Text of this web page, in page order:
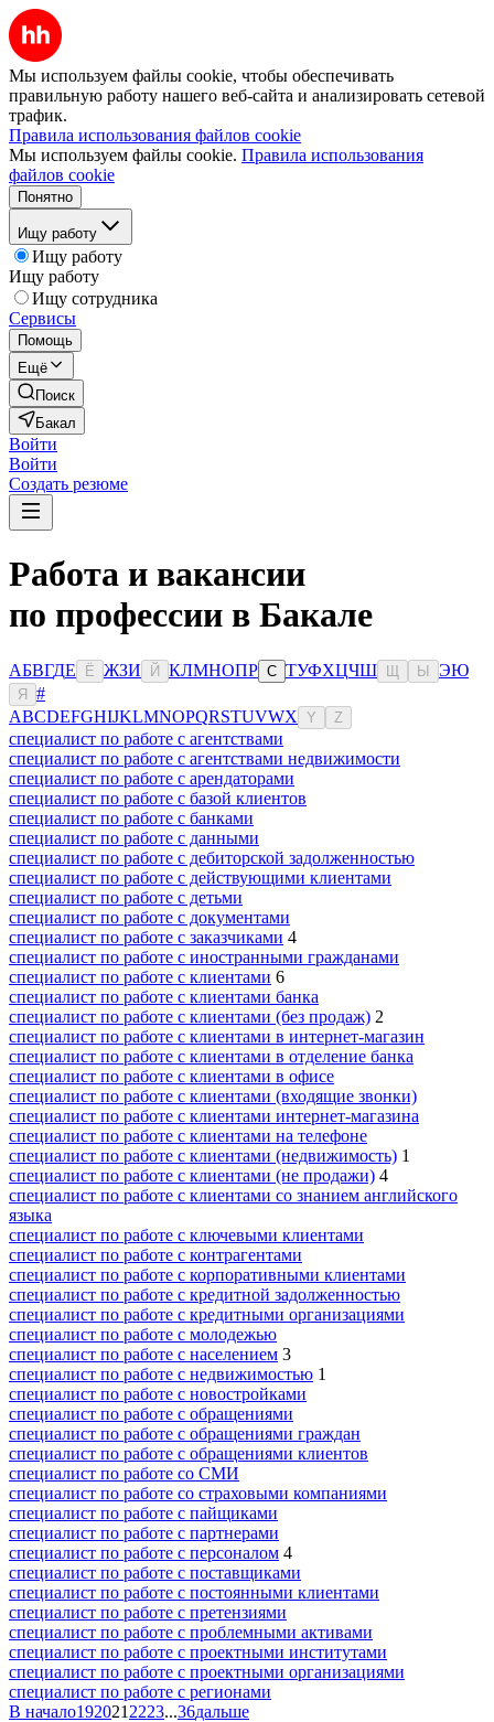
Мы используем файлы cookie, чтобы обеспечивать
правильную работу нашего веб-сайта и анализировать сетевой
трафик.
Правила использования файлов cookie
Мы используем файлы cookie. Правила использования
файлов cookie
Понятно
Ищу работу
Ищу работу
Ищу работу
Ищу сотрудника
Сервисы
Помощь
Ещё
Поиск
Бакал
Войти
Войти
Создать резюме
Работа и вакансии
по профессии в Бакале
АБВГДЕ Ё ЖЗИ Й КЛМНОПР С ТУФХЦЧШ Ы ЭЮ
Я
#
ABCDEFGHIJKLMNOPQRSTUVWX Y Z
специалист по работе с агентствами
специалист по работе с агентствами недвижимости
специалист по работе с арендаторами
специалист по работе с базой клиентов
специалист по работе с банками
специалист по работе с данными
специалист по работе с дебиторской задолженностью
специалист по работе с действующими клиентами
специалист по работе с детьми
специалист по работе с документами
специалист по работе с заказчиками 4
специалист по работе с иностранными гражданами
специалист по работе с клиентами 6
специалист по работе с клиентами банка
специалист по работе с клиентами (без продаж) 2
специалист по работе с клиентами в интернет-магазин
специалист по работе с клиентами в отделение банка
специалист по работе с клиентами в офисе
специалист по работе с клиентами (входящие звонки)
специалист по работе с клиентами интернет-магазина
специалист по работе с клиентами на телефоне
специалист по работе с клиентами (недвижимость) 1
специалист по работе с клиентами (не продажи) 4
специалист по работе с клиентами со знанием английского
языка
специалист по работе с ключевыми клиентами
специалист по работе с контрагентами
специалист по работе с корпоративными клиентами
специалист по работе с кредитной задолженностью
специалист по работе с кредитными организациями
специалист по работе с молодежью
специалист по работе с населением 3
специалист по работе с недвижимостью 1
специалист по работе с новостройками
специалист по работе с обращениями
специалист по работе с обращениями граждан
специалист по работе с обращениями клиентов
специалист по работе со СМИ
специалист по работе со страховыми компаниями
специалист по работе с пайщиками
специалист по работе с партнерами
специалист по работе с персоналом 4
специалист по работе с поставщиками
специалист по работе с постоянными клиентами
специалист по работе с претензиями
специалист по работе с проблемными активами
специалист по работе с проектными институтами
специалист по работе с проектными организациями
специалист по работе с регионами
В начало192021 2223...36дальше